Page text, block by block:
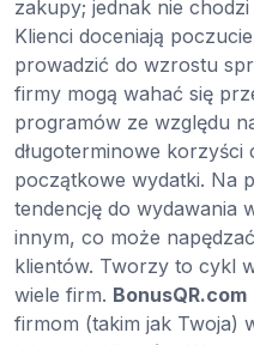
zakupy; jednak nie
Klienci doceniają
prowadzić do wzrostu
firmy mogą wahać się
programów ze względu
długoterminowe korzyści
początkowe wydatki. Na
tendencję do wydawania
innym, co może
klientów. Tworzy to cykl
wiele firm. BonusQR.com
firmom (takim jak Twoja)